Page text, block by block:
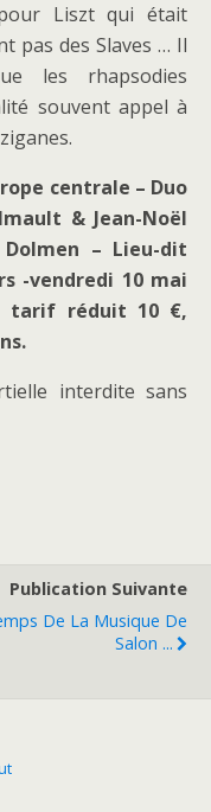
Liszt qui était
pas des Slaves … Il
les rhapsodies
souvent appel à
centrale – Duo
& Jean-Noël
– Lieu-dit
-vendredi 10 mai
tarif réduit 10 €,
interdite sans
Publication Suivante
De La Musique De
Salon ...